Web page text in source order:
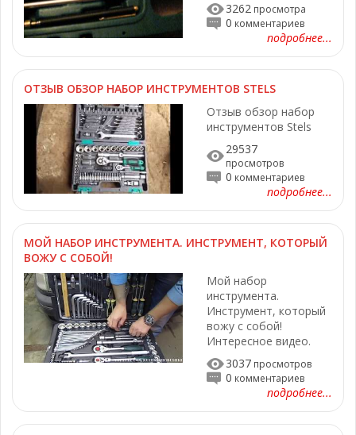
3262 просмотра
0 комментариев
подробнее...
ОТЗЫВ ОБЗОР НАБОР ИНСТРУМЕНТОВ STELS
Отзыв обзор набор
инструментов Stels
29537
просмотров
0 комментариев
подробнее...
МОЙ НАБОР ИНСТРУМЕНТА. ИНСТРУМЕНТ, КОТОРЫЙ
ВОЖУ С СОБОЙ!
Мой набор
инструмента.
Инструмент, который
вожу с собой!
Интересное видео.
3037 просмотров
0 комментариев
подробнее...